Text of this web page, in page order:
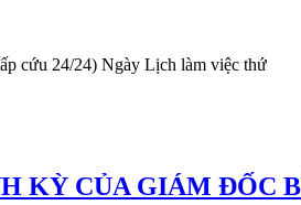
cứu 24/24) Ngày Lịch làm việc thứ
KỲ CỦA GIÁM ĐỐC